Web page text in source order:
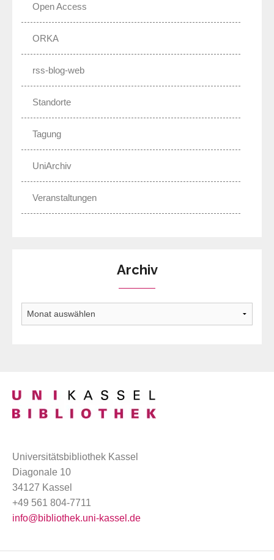
Open Access
ORKA
rss-blog-web
Standorte
Tagung
UniArchiv
Veranstaltungen
Archiv
Archiv
Universitätsbibliothek Kassel
Diagonale 10
34127 Kassel
+49 561 804-7711
info@bibliothek.uni-kassel.de